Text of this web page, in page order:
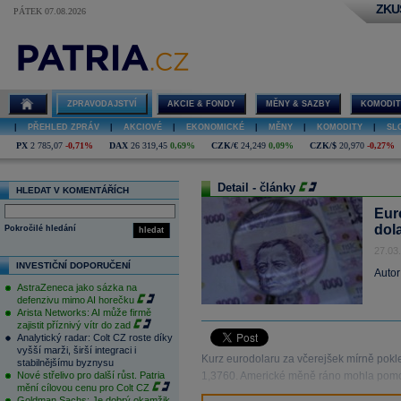
PÁTEK 07.08.2026
ZPRAVODAJSTVÍ AKCIE & FONDY MĚNY & SAZBY
PŘEHLED ZPRÁV AKCIOVÉ EKONOMICKÉ MĚNY KOMODITY
PX 2 785,07 -0,71% DAX 26 319,45 0,69% CZK/€ 24,249 0,09% CZK/$ 20,970 -0,27%
HLEDAT V KOMENTÁŘÍCH
hledat
Pokročilé hledání
INVESTIČNÍ DOPORUČENÍ
AstraZeneca jako sázka na
defenzivu mimo AI horečku
Arista Networks: AI může firmě
zajistit příznivý vítr do zad
Analytický radar: Colt CZ roste díky
vyšší marži, širší integraci i
stabilnějšímu byznysu
Nové střelivo pro další růst. Patria
mění cílovou cenu pro Colt CZ
Detail - články
Kurz eurodolaru za včerejšek mírně
1,3760. Americké měně ráno mohla